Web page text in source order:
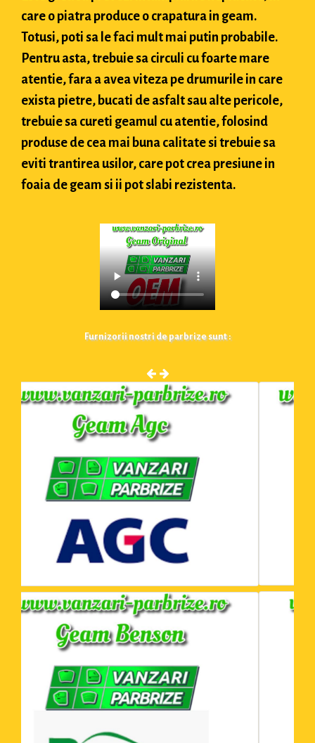
care o piatra produce o crapatura in geam.
Totusi, poti sa le faci mult mai putin probabile.
Pentru asta, trebuie sa circuli cu foarte mare
atentie, fara a avea viteza pe drumurile in care
exista pietre, bucati de asfalt sau alte pericole,
trebuie sa cureti geamul cu atentie, folosind
produse de cea mai buna calitate si trebuie sa
eviti trantirea usilor, care pot crea presiune in
foaia de geam si ii pot slabi rezistenta.
Furnizorii nostri de parbrize sunt :